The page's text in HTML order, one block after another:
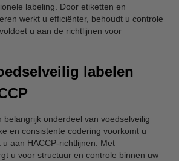
labeling. Door etiketten en
werkt u efficiënter, behoudt u controle
u aan de richtlijnen voor
labelen
belangrijk onderdeel van voedselveilig
en consistente codering voorkomt u
aan HACCP-richtlijnen. Met
u voor structuur en controle binnen uw